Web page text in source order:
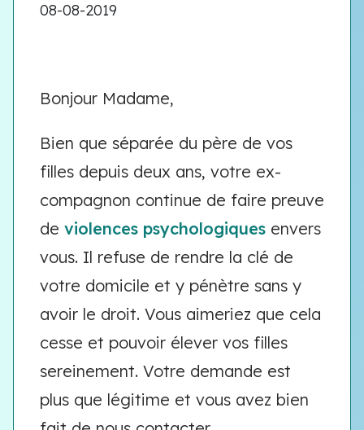
08-08-2019
Bonjour Madame,
Bien que séparée du père de vos
filles depuis deux ans, votre ex-
compagnon continue de faire preuve
de violences psychologiques envers
vous. Il refuse de rendre la clé de
votre domicile et y pénètre sans y
avoir le droit. Vous aimeriez que cela
cesse et pouvoir élever vos filles
sereinement. Votre demande est
plus que légitime et vous avez bien